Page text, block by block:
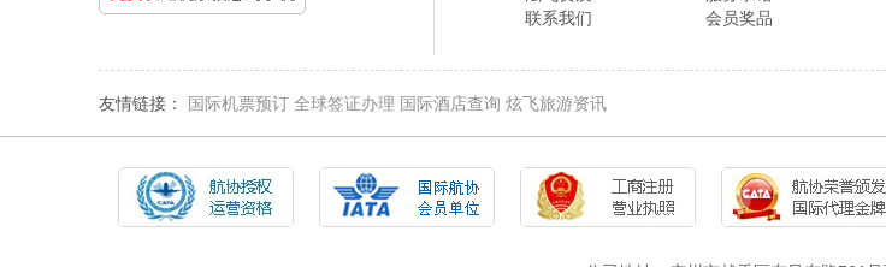
联系我们
会员奖品
友情链接： 国际机票预订 全球签证办理 国际酒店查询 炫飞旅游资讯